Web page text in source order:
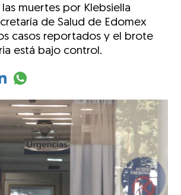
muertes por Klebsiella
de Salud de Edomex
casos reportados y el brote
está bajo control.
actual mediante Email
artículo actual mediante Facebook
el artículo actual mediante Twitter
el artículo actual mediante LinkedIn
Compartir el artículo actual mediante